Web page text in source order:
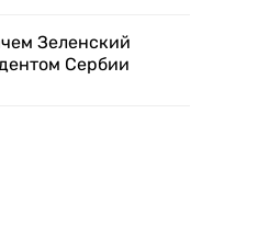
Зеленский
Сербии